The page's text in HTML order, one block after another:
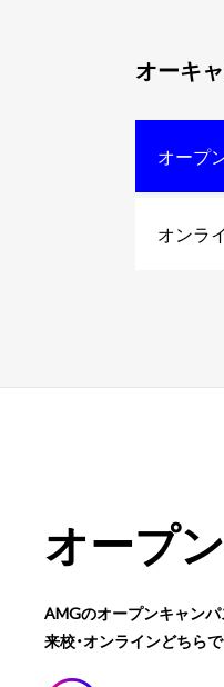
オーキ
オープ
オンラ
オープン
AMGのオープンキャン
来校・オンラインどちら